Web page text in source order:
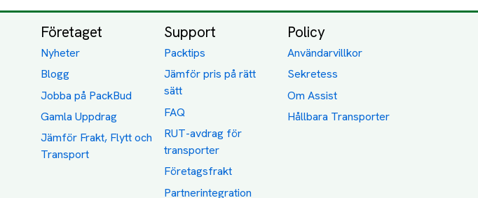
Företaget
Nyheter
Blogg
Jobba på PackBud
Gamla Uppdrag
Jämför Frakt, Flytt och
Transport
Support
Packtips
Jämför pris på rätt
sätt
FAQ
RUT-avdrag för
transporter
Företagsfrakt
Partnerintegration
Policy
Användarvillkor
Sekretess
Om Assist
Hållbara Transporter